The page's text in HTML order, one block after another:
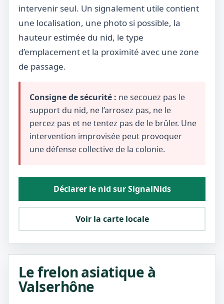
intervenir seul. Un signalement utile contient
une localisation, une photo si possible, la
hauteur estimée du nid, le type
d’emplacement et la proximité avec une zone
de passage.
Consigne de sécurité : ne secouez pas le
support du nid, ne l’arrosez pas, ne le
percez pas et ne tentez pas de le brûler. Une
intervention improvisée peut provoquer
une défense collective de la colonie.
Déclarer le nid sur SignalNids
Voir la carte locale
Le frelon asiatique à
Valserhône